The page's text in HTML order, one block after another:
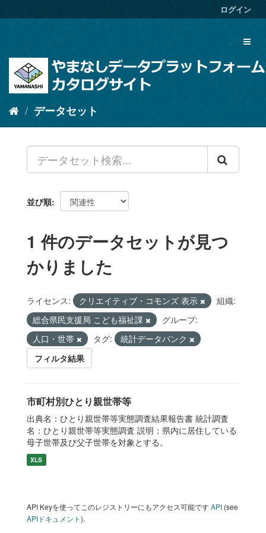
キ
ログイン
データセット
並び順
1 件のデータセットが見つ
かりました
ライセンス: クリエイティブ・コモンズ 表示
組織:
総合県民支援局 こども福祉課
グループ:
人口・世帯
タグ:
統計データバンク
フィルタ結果
市町村別ひとり親世帯等
出典名：ひとり親世帯等実態調査結果報告書 統計調査
名：ひとり親世帯等実態調査 説明：県内に居住している
母子世帯及び父子世帯を対象とする。
XLS
API Keyを使ってこのレジストリーにもアクセス可能ですAPI (see
APIドキュメント).